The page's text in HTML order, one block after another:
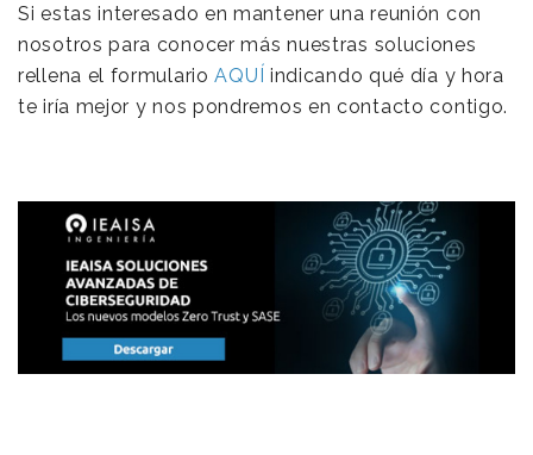
Si estas interesado en mantener una reunión con
nosotros para conocer más nuestras soluciones
rellena el formularioAQUÍ indicando qué día y hora
te iría mejor y nos pondremos en contacto contigo.